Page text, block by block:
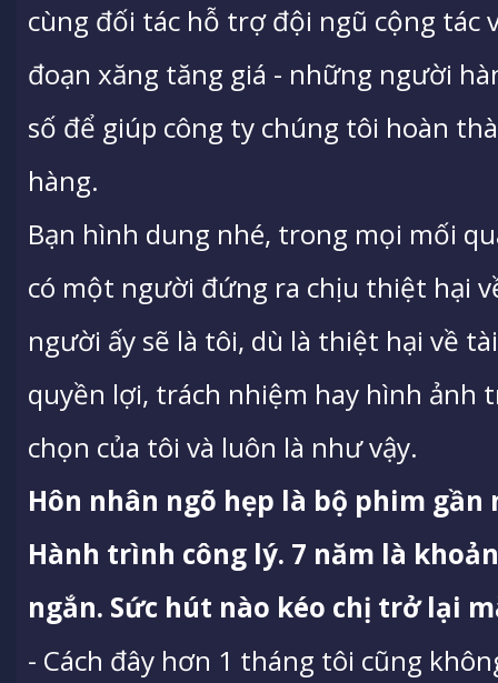
cùng đối tác hỗ trợ đội ngũ cộng tác
đoạn xăng tăng giá - những người
số để giúp công ty chúng tôi hoàn
hàng.
Bạn hình dung nhé, trong mọi mối
có một người đứng ra chịu thiệt hại
người ấy sẽ là tôi, dù là thiệt hại về
quyền lợi, trách nhiệm hay hình ảnh
chọn của tôi và luôn là như vậy.
Hôn nhân ngõ hẹp là bộ phim
Hành trình công lý. 7 năm là
ngắn. Sức hút nào kéo chị trở lại
- Cách đây hơn 1 tháng tôi cũng